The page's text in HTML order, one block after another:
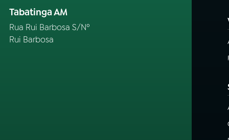
Tabatinga AM
Rua Rui Barbosa S/Nº
Rui Barbosa